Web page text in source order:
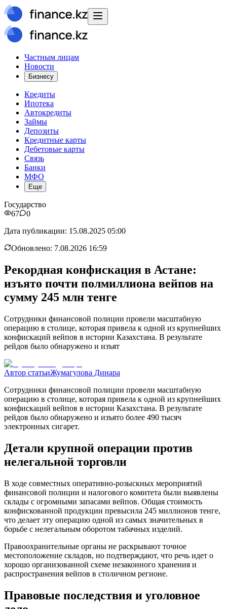
Частным лицам
Новости
Бизнесу
Кредиты
Ипотека
Автокредиты
Займы
Депозиты
Кредитные карты
Дебетовые карты
Связь
Банки
МФО
Еще
Государство
67
0
Дата публикации: 15.08.2025 05:00
Обновлено: 7.08.2026 16:59
Рекордная конфискация в Астане:
изъято почти полмиллиона вейпов на
сумму 245 млн тенге
Сотрудники финансовой полиции провели масштабную
операцию в столице, которая привела к одной из крупнейших
конфискаций вейпов в истории Казахстана. В результате
рейдов было обнаружено и изъят
Автор статьиЖумагулова Динара
Сотрудники финансовой полиции провели масштабную
операцию в столице, которая привела к одной из крупнейших
конфискаций вейпов в истории Казахстана. В результате
рейдов было обнаружено и изъято более 490 тысяч
электронных сигарет.
Детали крупной операции против
нелегальной торговли
В ходе совместных оперативно-розыскных мероприятий
финансовой полиции и налогового комитета были выявлены
склады с огромными запасами вейпов. Общая стоимость
конфискованной продукции превысила 245 миллионов тенге,
что делает эту операцию одной из самых значительных в
борьбе с нелегальным оборотом табачных изделий.
Правоохранительные органы не раскрывают точное
местоположение складов, но подтверждают, что речь идет о
хорошо организованной схеме незаконного хранения и
распространения вейпов в столичном регионе.
Правовые последствия и уголовное